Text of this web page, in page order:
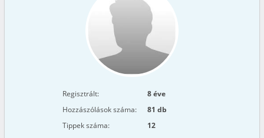
Regisztrált:
8 éve
Hozzászólások száma:
81 db
Tippek száma:
12